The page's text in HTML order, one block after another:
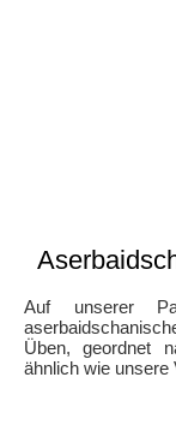
Auf unserer
Üben, geordnet
ähnlich wie unsere